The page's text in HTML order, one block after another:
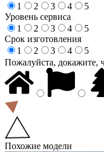
1
2 3 4
5
Уровень сервиса
1
2 3 4
5
Срок изготовления
1
2 3 4
5
Пожалуйста, докажите,
Похожие модели